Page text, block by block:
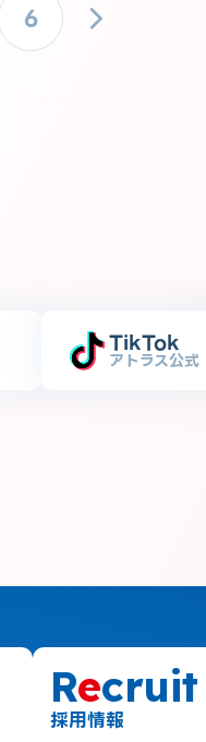
6
TikTok
アトラス公式
Recruit
採用情報